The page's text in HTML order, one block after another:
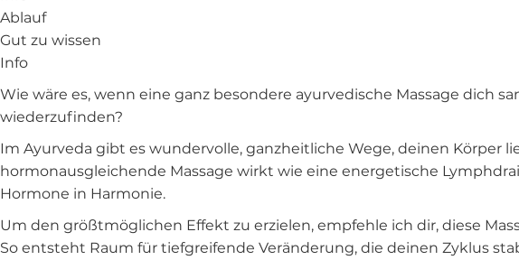
Ablauf
Gut zu wissen
Info
Wie wäre es, wenn eine ganz besondere ayurvedische Massage dich
wiederzufinden?
Im Ayurveda gibt es wundervolle, ganzheitliche Wege, deinen Körper
hormonausgleichende Massage wirkt wie eine energetische
Hormone in Harmonie.
Um den größtmöglichen Effekt zu erzielen, empfehle ich dir, diese
So entsteht Raum für tiefgreifende Veränderung, die deinen Zyklus